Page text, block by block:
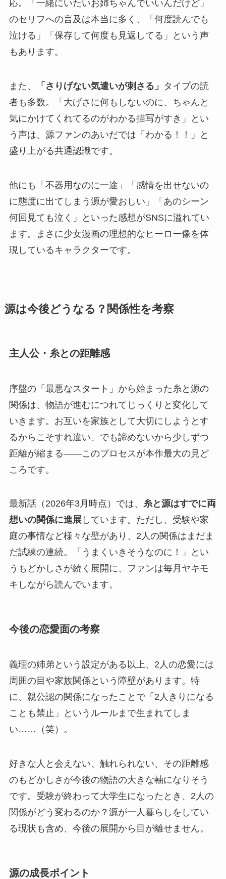
応。「一緒にいたいお姉ちゃんでいいんだけど」
のセリフへの言及は本当に多く、「何度読んでも
泣ける」「保存して何度も見返してる」という声
もあります。
また、 「さりげない気遣いが刺さる」 タイプの読
者も多数。「大げさに何もしないのに、ちゃんと
気にかけてくれてるのがわかる描写がすき」とい
う声は、源ファンのあいだでは「わかる！！」と
盛り上がる共通認識です。
他にも「不器用なのに一途」「感情を出せないの
に態度に出てしまう源が愛おしい」「あのシーン
何回見ても泣く」といった感想がSNSに溢れてい
ます。まさに少女漫画の理想的なヒーロー像を体
現しているキャラクターです。
源は今後どうなる？関係性を考察
主人公・糸との距離感
序盤の「最悪なスタート」から始まった糸と源の
関係は、物語が進むにつれてじっくりと変化して
いきます。お互いを家族として大切にしようとす
るからこそすれ違い、でも諦めないから少しずつ
距離が縮まる——このプロセスが本作最大の見ど
ころです。
最新話（2026年3月時点）では、 糸と源はすでに両
想いの関係に進展しています。ただし、受験や家
庭の事情など様々な壁があり、2人の関係はまだま
だ試練の連続。「うまくいきそうなのに！」とい
うもどかしさが続く展開に、ファンは毎月ヤキモ
キしながら読んでいます。
今後の恋愛面の考察
義理の姉弟という設定がある以上、2人の恋愛には
周囲の目や家族関係という障壁があります。特
に、親公認の関係になったことで「2人きりになる
ことも禁止」というルールまで生まれてしま
い……（笑）。
好きな人と会えない、触れられない、その距離感
のもどかしさが今後の物語の大きな軸になりそう
です。受験が終わって大学生になったとき、2人の
関係がどう変わるのか？源が一人暮らしをしてい
る現状も含め、今後の展開から目が離せません。
源の成長ポイント